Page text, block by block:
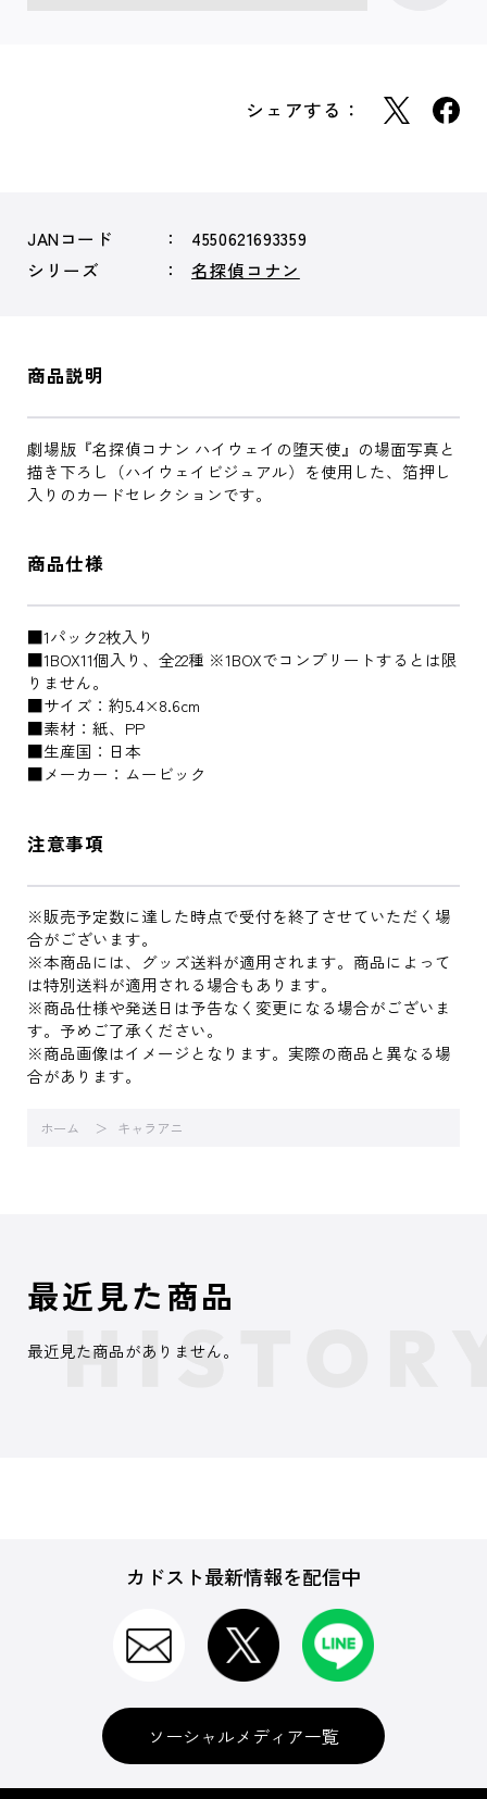
シェアする：
JANコード
4550621693359
シリーズ
名探偵コナン
商品説明
劇場版『名探偵コナン ハイウェイの堕天使』の場面写真と
描き下ろし（ハイウェイビジュアル）を使用した、箔押し
入りのカードセレクションです。
商品仕様
■1パック2枚入り
■1BOX11個入り、全22種 ※1BOXでコンプリートするとは限
りません。
■サイズ：約5.4×8.6cm
■素材：紙、PP
■生産国：日本
■メーカー：ムービック
注意事項
※販売予定数に達した時点で受付を終了させていただく場
合がございます。
※本商品には、グッズ送料が適用されます。商品によって
は特別送料が適用される場合もあります。
※商品仕様や発送日は予告なく変更になる場合がございま
す。予めご了承ください。
※商品画像はイメージとなります。実際の商品と異なる場
合があります。
ホーム キャラアニ
最近見た商品
最近見た商品がありません。
カドスト最新情報を配信中
ソーシャルメディア一覧